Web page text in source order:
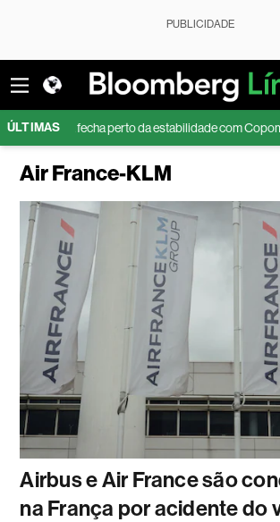
PUBLICIDADE
ÚLTIMAS
fecha perto da estabilidade com Copom e cenário
Air France-KLM
Airbus e Air France são
na França por acidente do